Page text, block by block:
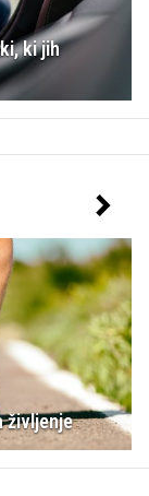
ki jih
življenje